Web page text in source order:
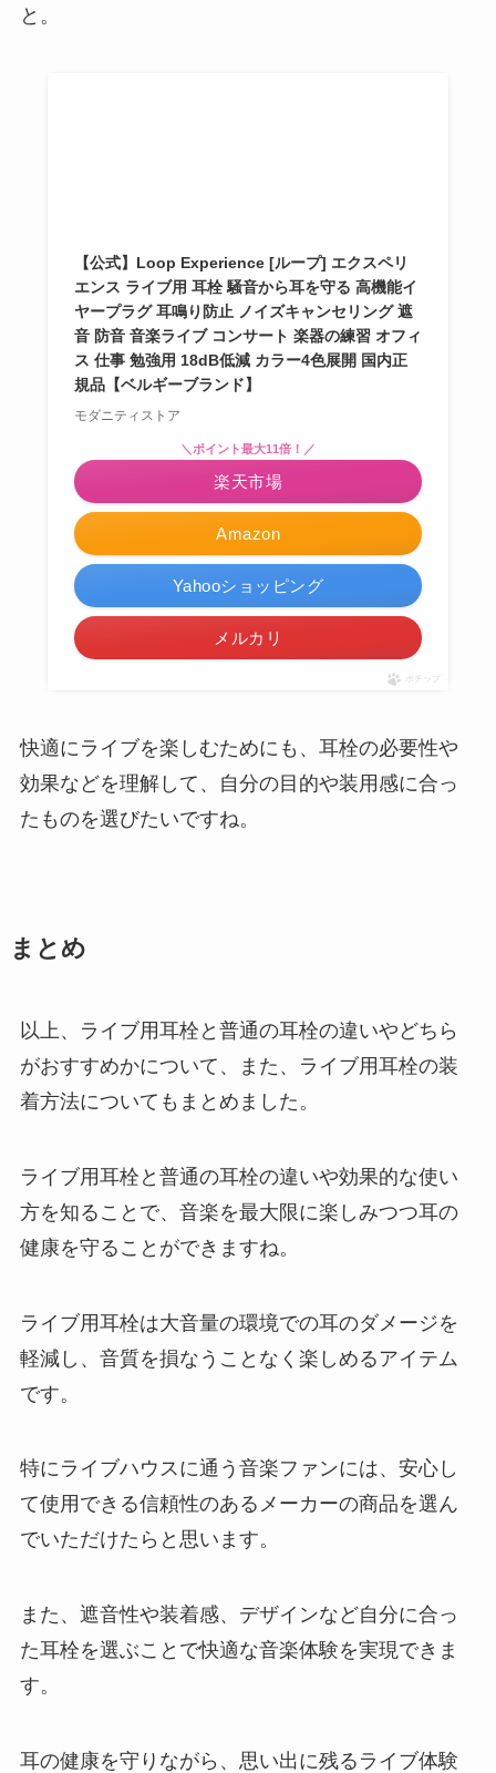
と。
【公式】Loop Experience [ループ] エクスペリ
エンス ライブ用 耳栓 騒音から耳を守る 高機能イ
ヤープラグ 耳鳴り防止 ノイズキャンセリング 遮
音 防音 音楽ライブ コンサート 楽器の練習 オフィ
ス 仕事 勉強用 18dB低減 カラー4色展開 国内正
規品【ベルギーブランド】
モダニティストア
Amazon
＼ポイント最大11倍！／
楽天市場
Yahooショッピング
メルカリ
ポチップ
快適にライブを楽しむためにも、耳栓の必要性や
効果などを理解して、自分の目的や装用感に合っ
たものを選びたいですね。
まとめ
以上、ライブ用耳栓と普通の耳栓の違いやどちら
がおすすめかについて、また、ライブ用耳栓の装
着方法についてもまとめました。
ライブ用耳栓と普通の耳栓の違いや効果的な使い
方を知ることで、音楽を最大限に楽しみつつ耳の
健康を守ることができますね。
ライブ用耳栓は大音量の環境での耳のダメージを
軽減し、音質を損なうことなく楽しめるアイテム
です。
特にライブハウスに通う音楽ファンには、安心し
て使用できる信頼性のあるメーカーの商品を選ん
でいただけたらと思います。
また、遮音性や装着感、デザインなど自分に合っ
た耳栓を選ぶことで快適な音楽体験を実現できま
す。
耳の健康を守りながら、思い出に残るライブ体験